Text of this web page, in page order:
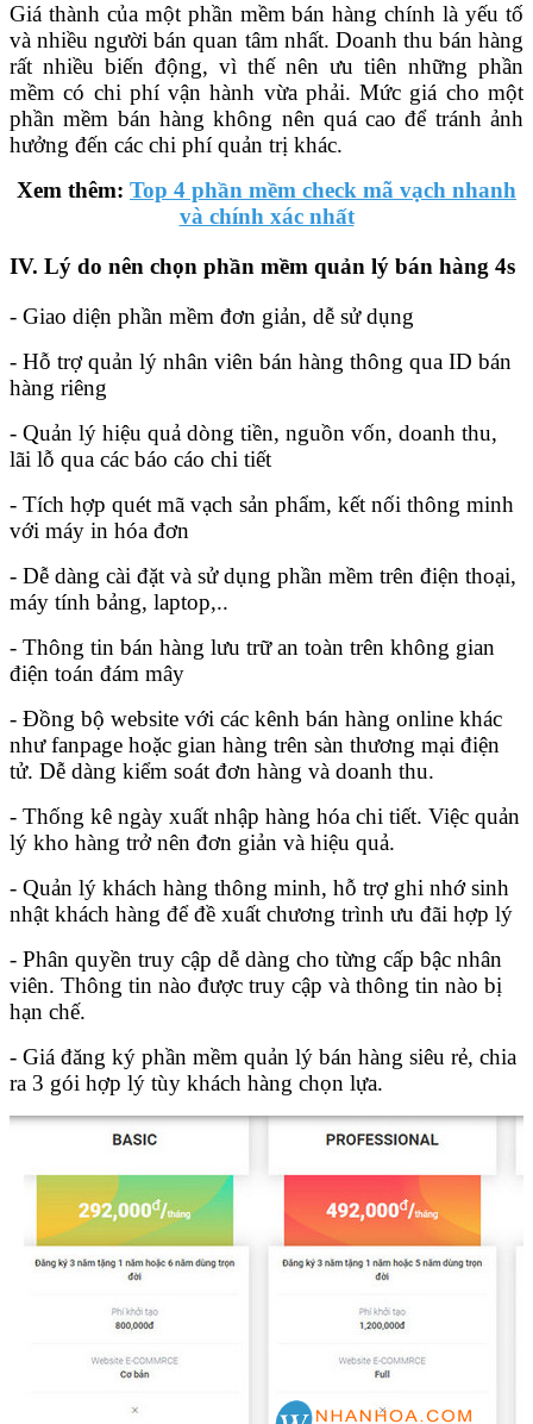
Giá thành của một phần mềm bán hàng chính là yếu tố
và nhiều người bán quan tâm nhất. Doanh thu bán hàng
rất nhiều biến động, vì thế nên ưu tiên những phần
mềm có chi phí vận hành vừa phải. Mức giá cho một
phần mềm bán hàng không nên quá cao để tránh ảnh
hưởng đến các chi phí quản trị khác.
Xem thêm: Top 4 phần mềm check mã vạch nhanh
và chính xác nhất
IV. Lý do nên chọn phần mềm quản lý bán hàng 4s
- Giao diện phần mềm đơn giản, dễ sử dụng
- Hỗ trợ quản lý nhân viên bán hàng thông qua ID bán
hàng riêng
- Quản lý hiệu quả dòng tiền, nguồn vốn, doanh thu,
lãi lỗ qua các báo cáo chi tiết
- Tích hợp quét mã vạch sản phẩm, kết nối thông minh
với máy in hóa đơn
- Dễ dàng cài đặt và sử dụng phần mềm trên điện thoại,
máy tính bảng, laptop,..
- Thông tin bán hàng lưu trữ an toàn trên không gian
điện toán đám mây
- Đồng bộ website với các kênh bán hàng online khác
như fanpage hoặc gian hàng trên sàn thương mại điện
tử. Dễ dàng kiểm soát đơn hàng và doanh thu.
- Thống kê ngày xuất nhập hàng hóa chi tiết. Việc quản
lý kho hàng trở nên đơn giản và hiệu quả.
- Quản lý khách hàng thông minh, hỗ trợ ghi nhớ sinh
nhật khách hàng để đề xuất chương trình ưu đãi hợp lý
- Phân quyền truy cập dễ dàng cho từng cấp bậc nhân
viên. Thông tin nào được truy cập và thông tin nào bị
hạn chế.
- Giá đăng ký phần mềm quản lý bán hàng siêu rẻ, chia
ra 3 gói hợp lý tùy khách hàng chọn lựa.